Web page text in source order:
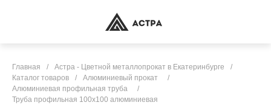
Главная / Астра - Цветной металлопрокат в Екатеринбурге
/
Каталог товаров
/ Алюминиевый прокат
/
Алюминиевая профильная труба
/
Труба профильная 100х100 алюминиевая